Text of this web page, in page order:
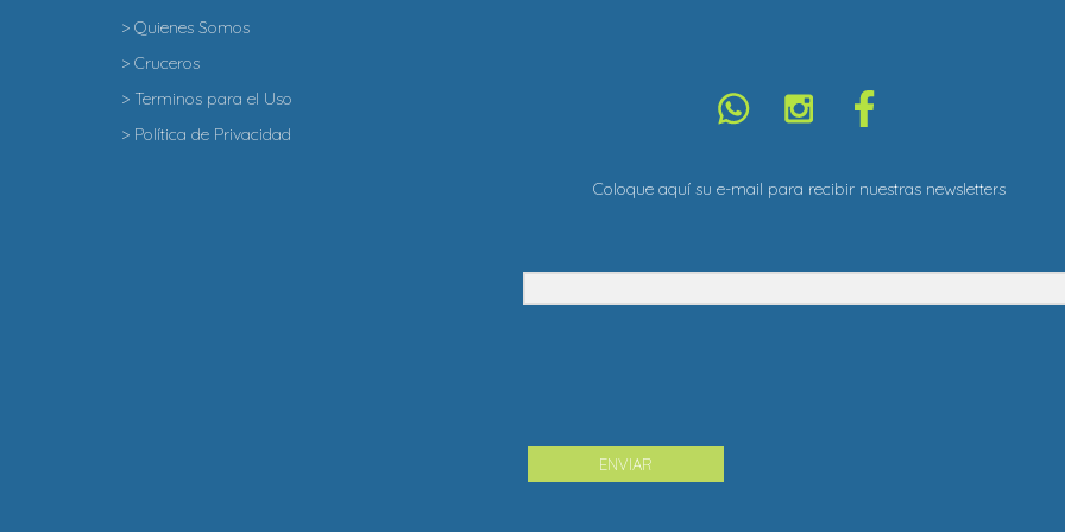
> Quienes Somos
> Cruceros
> Terminos para el Uso
> Política de Privacidad
Coloque aquí su e-mail para recibir nuestras newsletters
ENVIAR